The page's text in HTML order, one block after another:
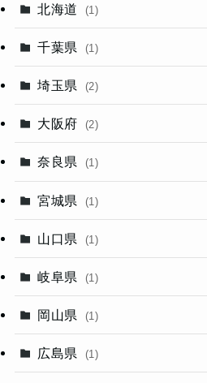
北海道 (1)
千葉県 (1)
埼玉県 (2)
大阪府 (2)
奈良県 (1)
宮城県 (1)
山口県 (1)
岐阜県 (1)
岡山県 (1)
広島県 (1)